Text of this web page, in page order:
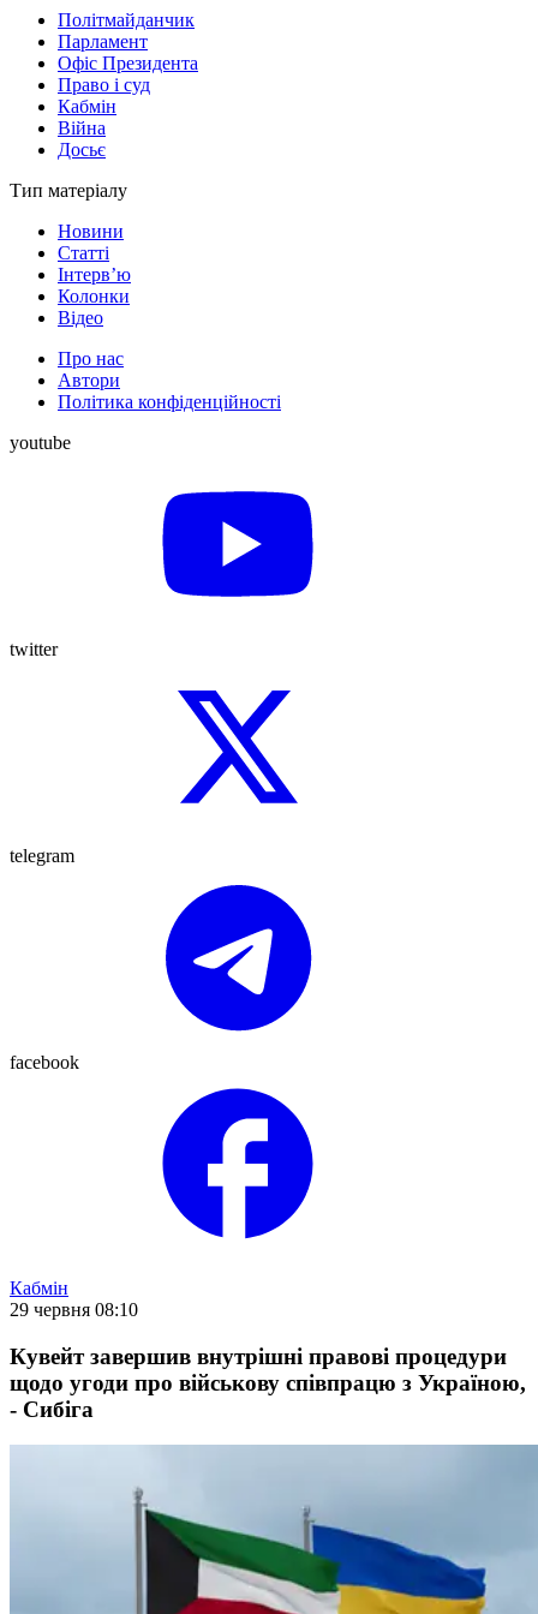
Політмайданчик
Парламент
Офіс Президента
Право і суд
Кабмін
Війна
Досьє
Тип матеріалу
Новини
Статті
Інтерв’ю
Колонки
Відео
Про нас
Автори
Політика конфіденційності
youtube
twitter
telegram
facebook
Кабмін
29 червня 08:10
Кувейт завершив внутрішні правові процедури
щодо угоди про військову співпрацю з Україною,
- Сибіга